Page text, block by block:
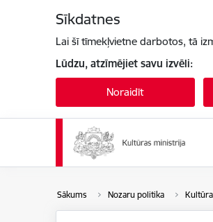
Sīkdatnes
Lai šī tīmekļvietne darbotos, tā
Lūdzu, atzīmējiet savu izvēli:
Noraidīt
Sākums Nozaru politika Kultūra